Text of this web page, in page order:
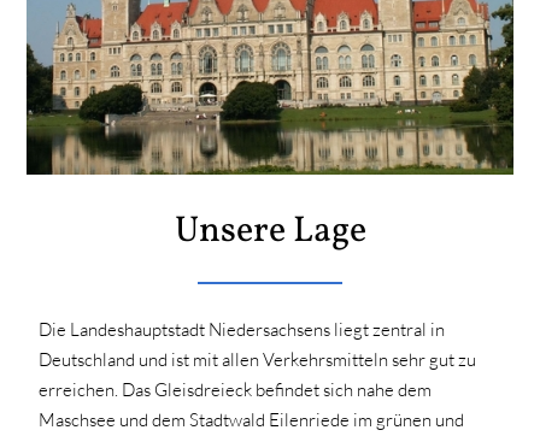
Unsere Lage
Die Landeshauptstadt Niedersachsens liegt zentral in
Deutschland und ist mit allen Verkehrsmitteln sehr gut zu
erreichen. Das Gleisdreieck befindet sich nahe dem
Maschsee und dem Stadtwald Eilenriede im grünen und